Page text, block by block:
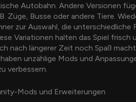
Autobahn. Andere Versionen
Züge, Busse oder andere Tiere.
zur Auswahl, die unterschiedliche
Variationen halten das Spiel frisch
nach längerer Zeit noch Spaß
unzählige Mods und
verbessern.
Mods und Erweiterungen